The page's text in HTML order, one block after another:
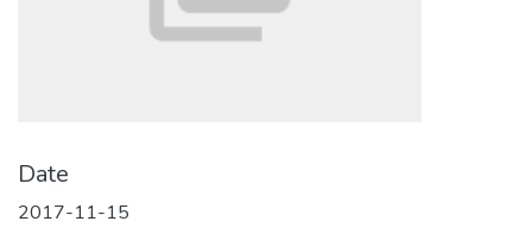
Date
2017-11-15